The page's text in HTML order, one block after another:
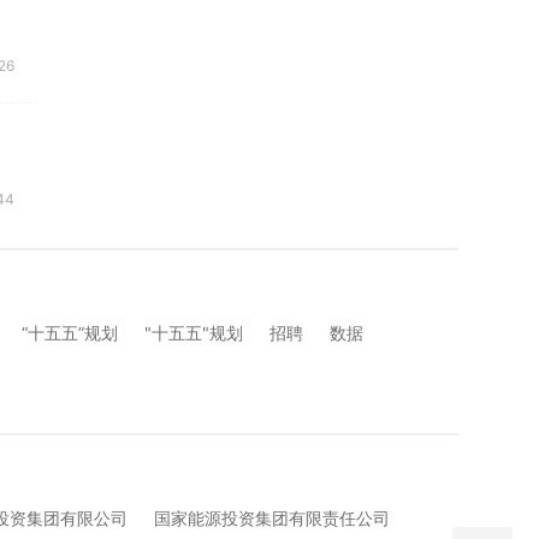
“十五五”规划 "十五五"规划 招聘 数据
资集团有限公司 国家能源投资集团有限责任公司